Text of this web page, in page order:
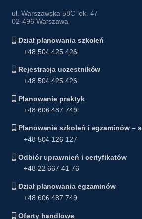
ul. Warszawska 58C lok. 47
02-496 Warszawa
Dział planowania szkoleń
+48 504 425 426
Rejestracja uczestników
+48 504 425 426
Planowanie praktyk
+48 606 487 749
Planowanie szkoleń i egzaminów –
+48 504 126 127
Odbiór uprawnień i certyfikatów
+48 22 667 41 76
Dział planowania egzaminów
+48 606 487 749
Oferty handlowe